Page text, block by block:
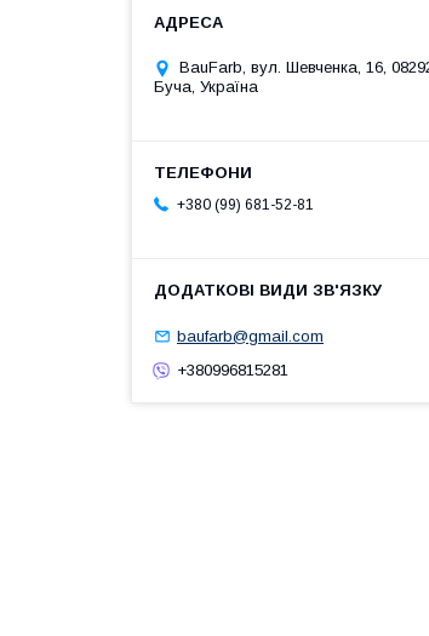
BauFarb, вул. Шевченка, 16,
Буча, Україна
+380 (99) 681-52-81
baufarb@gmail.com
+380996815281